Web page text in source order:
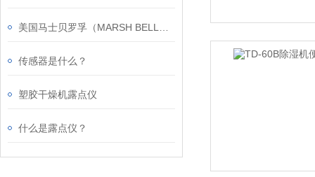
传感器是什么？
塑胶干燥机露点仪
什么是露点仪？